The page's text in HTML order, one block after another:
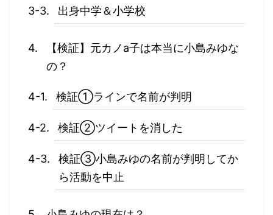
出身中学＆小学校
【検証】元カノa子は本当に小島みゆな
の？
検証①ラインで名前が判明
検証②ツイートを消した
検証③小島みゆの名前が判明してか
ら活動を中止